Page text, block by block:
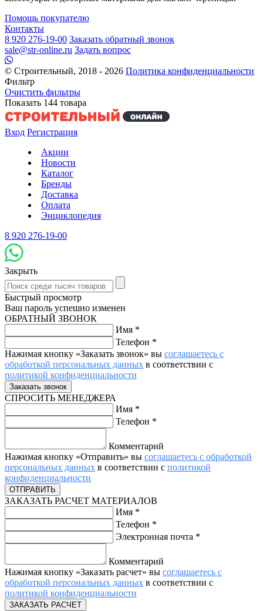
Помощь покупателю
Контакты
8 920 276-19-00 Заказать обратный звонок
sale@str-online.ru Задать вопрос
© Строительный, 2018 - 2026 Политика конфиденциальности
Фильтр
Очистить фильтры
Показать 144 товара
Вход Регистрация
Акции
Новости
Каталог
Бренды
Доставка
Оплата
Энциклопедия
8 920 276-19-00
Закрыть
Быстрый просмотр
Ваш пароль успешно изменен
ОБРАТНЫЙ ЗВОНОК
Имя *
Телефон *
Нажимая кнопку «Заказать звонок» вы соглашаетесь с
обработкой персональных данных в соответствии с
политикой конфиденциальности
СПРОСИТЬ МЕНЕДЖЕРА
Имя *
Телефон *
Комментарий
Нажимая кнопку «Отправить» вы соглашаетесь с обработкой
персональных данных в соответствии с политикой
конфиденциальности
ЗАКАЗАТЬ РАСЧЕТ МАТЕРИАЛОВ
Имя *
Телефон *
Электронная почта *
Комментарий
Нажимая кнопку «Заказать расчет» вы соглашаетесь с
обработкой персональных данных в соответствии с
политикой конфиденциальности